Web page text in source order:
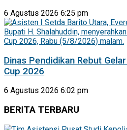
6 Agustus 2026 6:25 pm
Dinas Pendidikan Rebut
Cup 2026
6 Agustus 2026 6:02 pm
BERITA TERBARU